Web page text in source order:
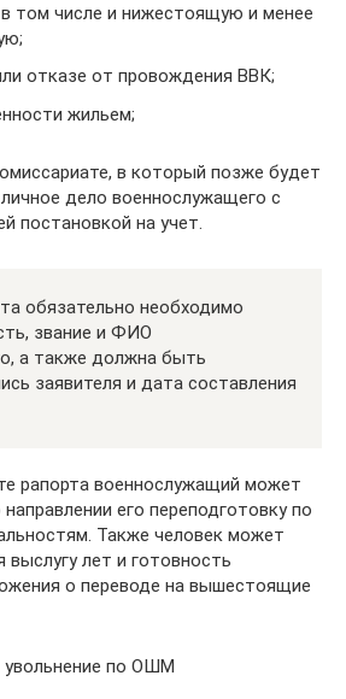
том числе и нижестоящую и менее
отказе от провождения ВВК;
жильем;
в который позже будет
дело военнослужащего с
постановкой на учет.
обязательно необходимо
звание и ФИО
а также должна быть
заявителя и дата составления
рапорта военнослужащий может
его переподготовку по
Также человек может
лет и готовность
о переводе на вышестоящие
увольнение по ОШМ